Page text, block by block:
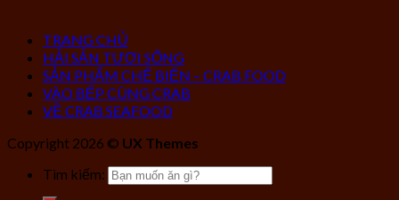
TRANG CHỦ
HẢI SẢN TƯƠI SỐNG
SẢN PHẨM CHẾ BIẾN – CRAB FOOD
VÀO BẾP CÙNG CRAB
VỀ CRAB SEAFOOD
Copyright 2026 © UX Themes
Tìm kiếm: